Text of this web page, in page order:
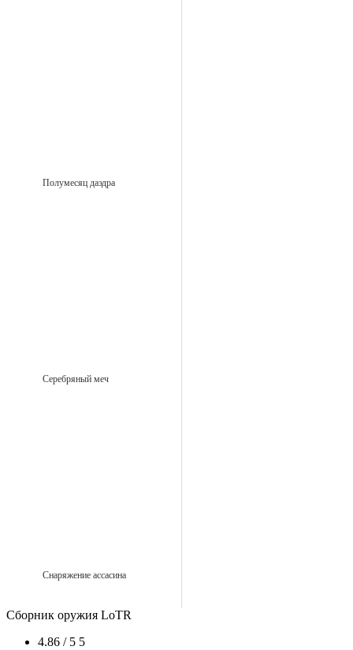
Полумесяц даэдра
Серебряный меч
Снаряжение ассасина
Сборник оружия LoTR
4.86 / 5 5